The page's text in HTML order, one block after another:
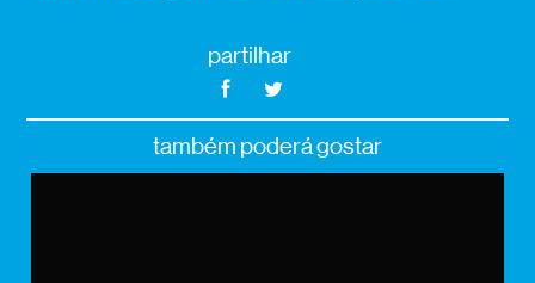
partilhar
também poderá gostar